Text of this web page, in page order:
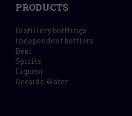
PRODUCTS
Distillery bottlings
Independent bottlers
Beer
Spirits
Liqueur
Deeside Water